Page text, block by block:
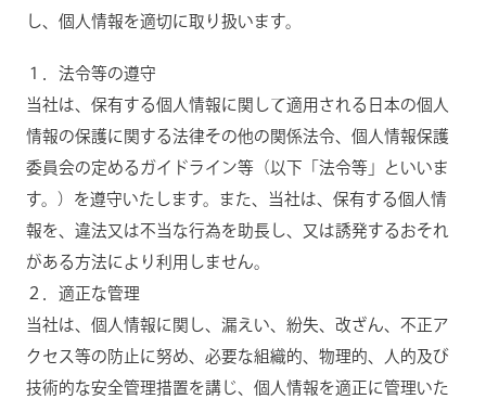
し、個人情報を適切に取り扱います。
１．法令等の遵守
当社は、保有する個人情報に関して適用される日本の個人
情報の保護に関する法律その他の関係法令、個人情報保護
委員会の定めるガイドライン等（以下「法令等」といいま
す。）を遵守いたします。また、当社は、保有する個人情
報を、違法又は不当な行為を助長し、又は誘発するおそれ
がある方法により利用しません。
２．適正な管理
当社は、個人情報に関し、漏えい、紛失、改ざん、不正ア
クセス等の防止に努め、必要な組織的、物理的、人的及び
技術的な安全管理措置を講じ、個人情報を適正に管理いた